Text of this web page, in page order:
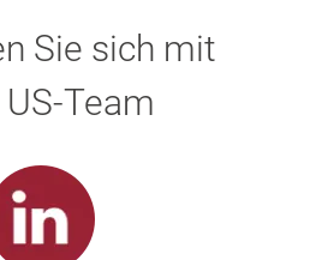
Sie sich mit
Team